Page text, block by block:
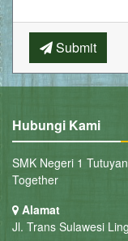
Submit
Hubungi Kami
SMK Negeri 1
Together
Alamat
Jl. Trans Sulawesi